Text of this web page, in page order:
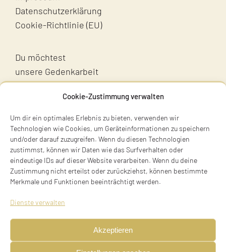
Cookie-Zustimmung verwalten
Um dir ein optimales Erlebnis zu bieten, verwenden wir
Technologien wie Cookies, um Geräteinformationen zu speichern
und/oder darauf zuzugreifen. Wenn du diesen Technologien
zustimmst, können wir Daten wie das Surfverhalten oder
eindeutige IDs auf dieser Website verarbeiten. Wenn du deine
Zustimmung nicht erteilst oder zurückziehst, können bestimmte
Merkmale und Funktionen beeinträchtigt werden.
Dienste verwalten
Akzeptieren
Datenschutzerklärung
Cookie-Richtlinie (EU)
Du möchtest
unsere Gedenkarbeit
unterstützen?
Unterstütz uns!
Terry Swartzberg
Tel. +49 89 411 54 771